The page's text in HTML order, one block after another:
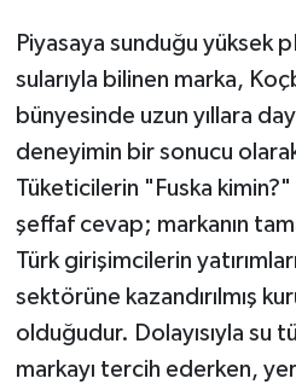
Piyasaya sunduğu yüksek
sularıyla bilinen marka,
bünyesinde uzun yıllara
deneyimin bir sonucu olarak
Tüketicilerin "Fuska
şeffaf cevap; markanın
Türk girişimcilerin
sektörüne kazandırılmış
olduğudur. Dolayısıyla su
markayı tercih ederken,